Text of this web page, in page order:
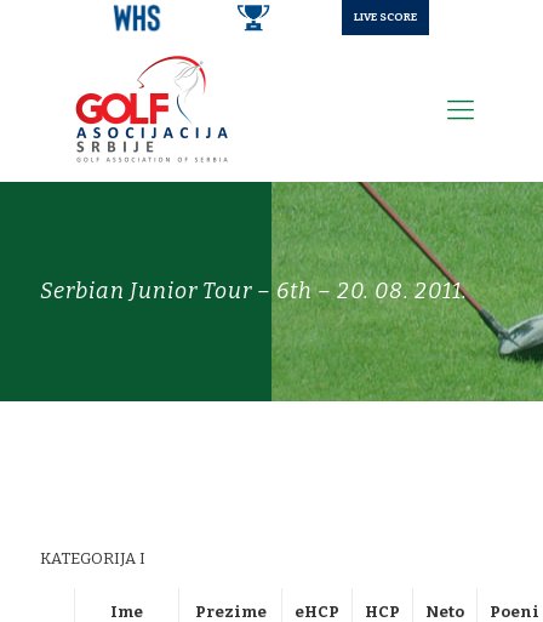
LIVE SCORE
Serbian Junior Tour – 6th – 20. 08. 2011.
KATEGORIJA I
Ime Prezime eHCP HCP Neto Poeni